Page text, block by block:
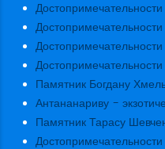
Памятник Богдану
Антананариву -
Памятник Тарасу